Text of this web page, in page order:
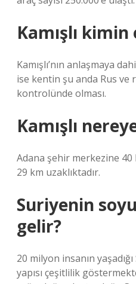
Kamışlı kimin
Kamışlı’nın anlaşmaya
ise kentin şu anda Rus ve
kontrolünde olması.
Kamışlı
Adana şehir merkezine 40
29 km uzaklıktadır.
Suriyenin
gelir?
20 milyon insanın
yapısı çeşitlilik